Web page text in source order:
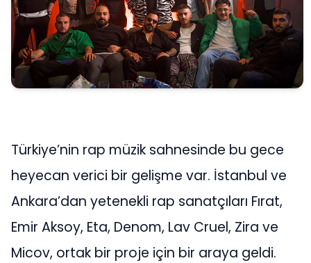
Türkiye’nin rap müzik sahnesinde bu gece
heyecan verici bir gelişme var. İstanbul ve
Ankara’dan yetenekli rap sanatçıları Fırat,
Emir Aksoy, Eta, Denom, Lav Cruel, Zira ve
Micov, ortak bir proje için bir araya geldi.